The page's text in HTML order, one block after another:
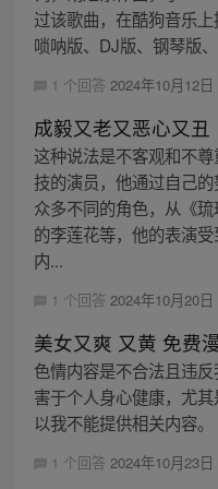
过该歌曲，在酷狗音乐上
唢呐版、DJ版、钢琴版
1 个回答 2024年10月12
成毅又老又恶心又丑
这种说法是不客观和不
技的演员，他通过自己
众多不同的角色，从《
的李莲花等，他的表演
内...
1 个回答 2024年10月20
美女又爽 又黄 免费
色情内容是不合法且违
害于个人身心健康，尤
以我不能提供相关内容。
1 个回答 2024年10月23日